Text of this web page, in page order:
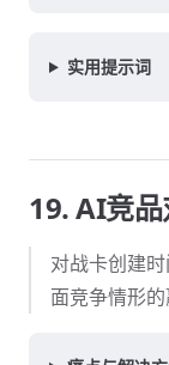
实用提示词
19. AI竞
对战卡创建
面竞争情形的